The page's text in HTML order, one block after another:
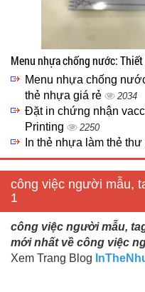
Menu nhựa chống nước:
Menu nhựa chống
thẻ nhựa giá rẻ
2034
Đặt in chứng nhận
Printing
2250
In thẻ nhựa làm thẻ thư
công việc người mẫu,
1
công việc người mẫu,
mới nhất về công việc
Xem Trang Blog